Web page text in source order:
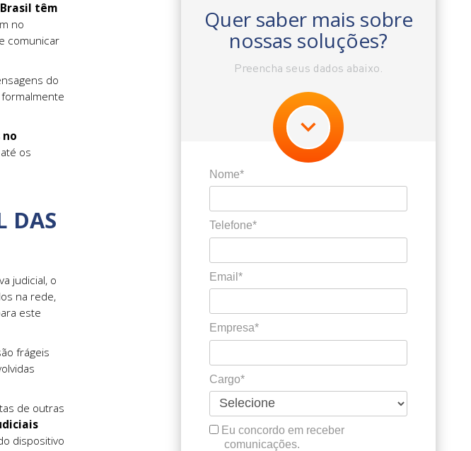
têm
no
comunicar
do
os
DAS
judicial, o
na rede,
este
frágeis
de outras
dispositivo
Quer saber mais sobre
nossas soluções?
Preencha seus dados abaixo.
Nome*
Telefone*
Email*
Empresa*
Cargo*
Eu concordo em receber
comunicações.